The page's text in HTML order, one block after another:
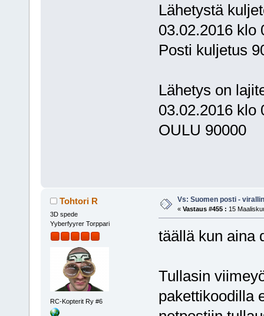
Lähetystä
03.02.2016 klo
Posti kuljetus
Lähetys on
03.02.2016 klo
OULU 90000
Tohtori R
3D spede
Yyberfyyrer Torppari
RC-Kopterit Ry #6
Vs: Suomen posti -
« Vastaus #455 : 15
täällä kun aina
Tullasin
pakettikoodilla